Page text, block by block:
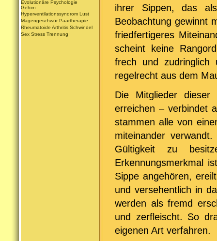
Evolutionäre Psychologie
Gehirn
Hyperventilationssyndrom Lust
Magengeschwür Paartherapie
Rheumatoide Arthritis Schwindel
Sex Stress Trennung
ihrer Sippen, das
Beobachtung gewinnt
friedfertigeres
scheint keine
frech und zudringlich
regelrecht aus dem
Die Mitglieder dieser
erreichen – verbindet
stammen alle von
miteinander
Gültigkeit zu
Erkennungsmerkmal
Sippe angehören,
und versehentlich in
werden als fremd
und zerfleischt. So
eigenen Art verfahren.